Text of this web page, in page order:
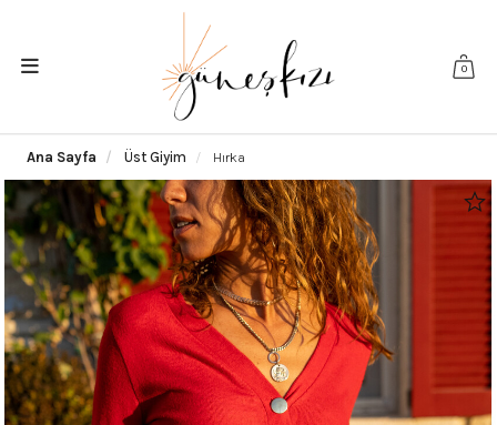
0
Ana Sayfa Üst Giyim Hırka